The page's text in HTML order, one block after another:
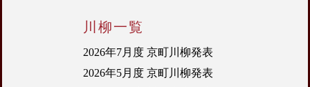
川柳一覧
2026年7月度 京町川柳発表
2026年5月度 京町川柳発表